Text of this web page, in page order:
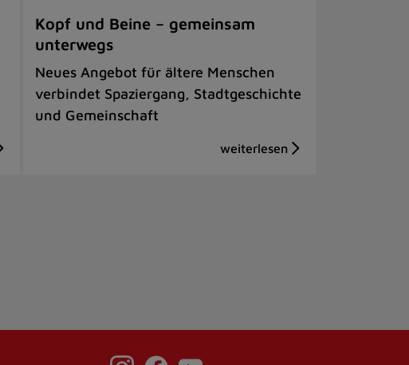
Kopf und Beine – gemeinsam
unterwegs
Neues Angebot für ältere Menschen
verbindet Spaziergang, Stadtgeschichte
und Gemeinschaft